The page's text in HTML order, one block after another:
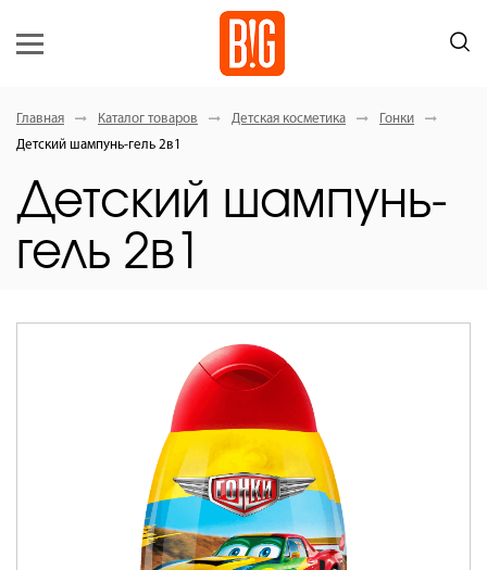
Главная Каталог товаров Детская косметика
Гонки
Детский шампунь-гель 2в1
Детский шампунь-
гель 2в1